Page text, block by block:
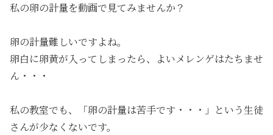
私の卵の計量を動画で見てみませんか？
卵の計量難しいですよね。
卵白に卵黄が入ってしまったら、よいメレンゲはたちませ
ん・・・
私の教室でも、「卵の計量は苦手です・・・」という生徒
さんが少なくないです。